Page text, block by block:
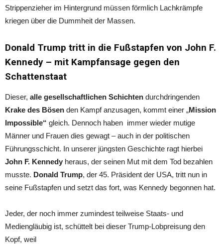
Strippenzieher im Hintergrund müssen förmlich Lachkrämpfe
kriegen über die Dummheit der Massen.
Donald Trump tritt in die Fußstapfen von John F.
Kennedy – mit Kampfansage gegen den
Schattenstaat
Dieser, alle gesellschaftlichen Schichten durchdringenden
Krake des Bösen den Kampf anzusagen, kommt einer „Mission
Impossible“ gleich. Dennoch haben immer wieder mutige
Männer und Frauen dies gewagt – auch in der politischen
Führungsschicht. In unserer jüngsten Geschichte ragt hierbei
John F. Kennedy heraus, der seinen Mut mit dem Tod bezahlen
musste. Donald Trump, der 45. Präsident der USA, tritt nun in
seine Fußstapfen und setzt das fort, was Kennedy begonnen hat.
Jeder, der noch immer zumindest teilweise Staats- und
Mediengläubig ist, schüttelt bei dieser Trump-Lobpreisung den
Kopf, weil